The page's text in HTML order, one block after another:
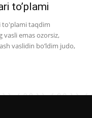
to’plami
to'plami taqdim
emas ozorsiz,
vaslidin bo’ldim judo,